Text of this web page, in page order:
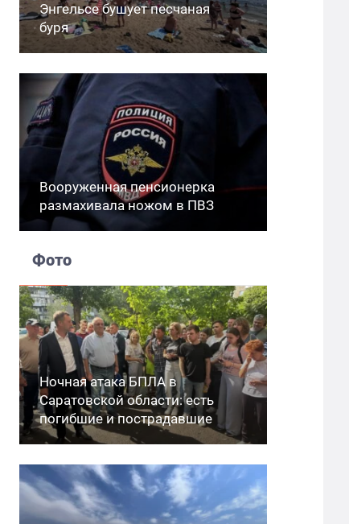
Энгельсе бушует песчаная
буря
Вооруженная пенсионерка
размахивала ножом в ПВЗ
Фото
Ночная атака БПЛА в
Саратовской области: есть
погибшие и пострадавшие